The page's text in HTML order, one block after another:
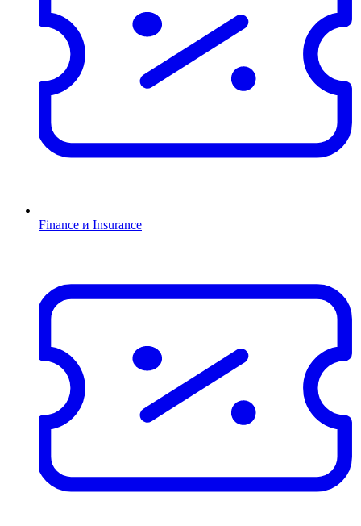
Finance и Insurance